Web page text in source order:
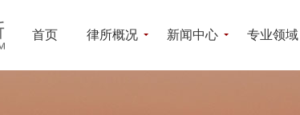
首页 律所概况 新闻中心 专业领域